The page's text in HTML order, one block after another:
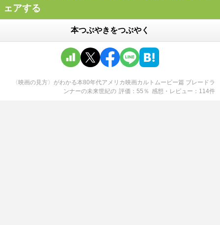
ェアする
本つぶやきをつぶやく
〈映画の見方〉がわかる本80年代アメリカ映画カルトムービー篇 ブレードラ
ンナーの未来世紀の 評価 55 ％ 感想・レビュー 114件